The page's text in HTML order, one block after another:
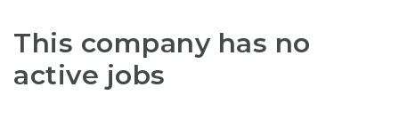
This company has no
active jobs